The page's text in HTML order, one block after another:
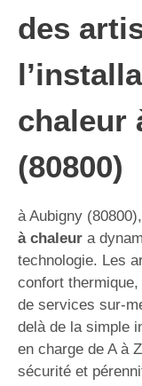
des
chaleur
(80800)
à Aubigny
à chaleur a
technologie. Les
confort thermique,
de services sur-
delà de la simple
en charge de A à
sécurité et